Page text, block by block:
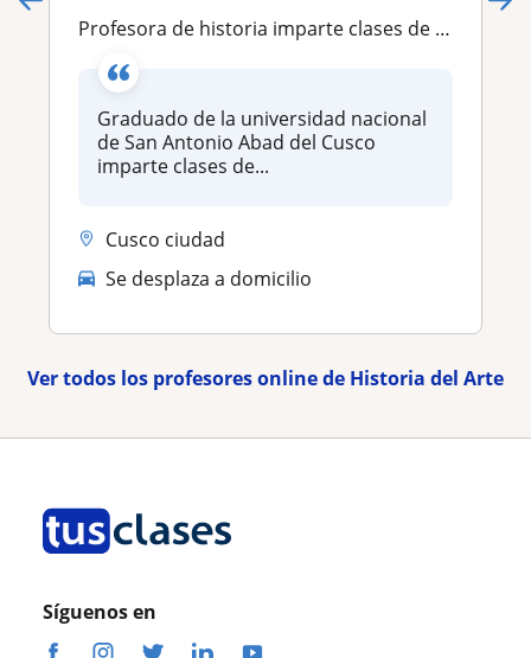
Profesora de historia imparte clases de historia universal, historia del Perú
Graduado de la universidad nacional
de San Antonio Abad del Cusco
imparte clases de...
Cusco ciudad
Se desplaza a domicilio
Ver todos los profesores online de Historia del Arte
Síguenos en